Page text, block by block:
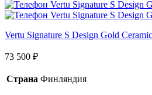
Vertu Signature S Design Gold Ceramic
73 500 ₽
Страна Финляндия